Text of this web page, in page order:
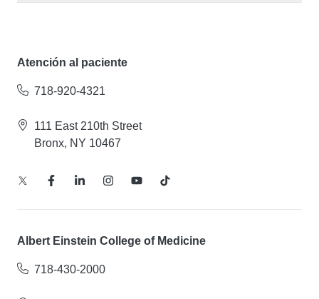
Atención al paciente
718-920-4321
111 East 210th Street
Bronx, NY 10467
Albert Einstein College of Medicine
718-430-2000